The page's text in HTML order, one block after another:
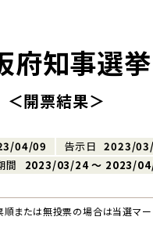
府知事選挙
＜開票結果＞
04/09 告示日
2023/
間
2023/03/24 〜 2023/
順または無投票の場合は当選マ